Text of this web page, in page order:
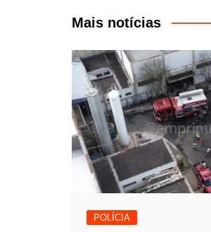
Post
Mais notícias
POLÍCIA